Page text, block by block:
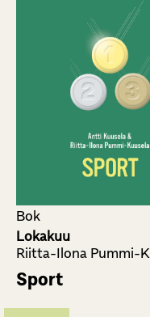
Bok
Lokakuu
Riitta-Ilona Pummi-
Sport